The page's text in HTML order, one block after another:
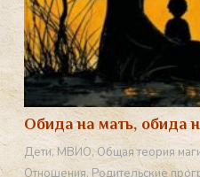
Обида на мать, обида
Дети, МВИО,Общая теория
Отношения,Родительские